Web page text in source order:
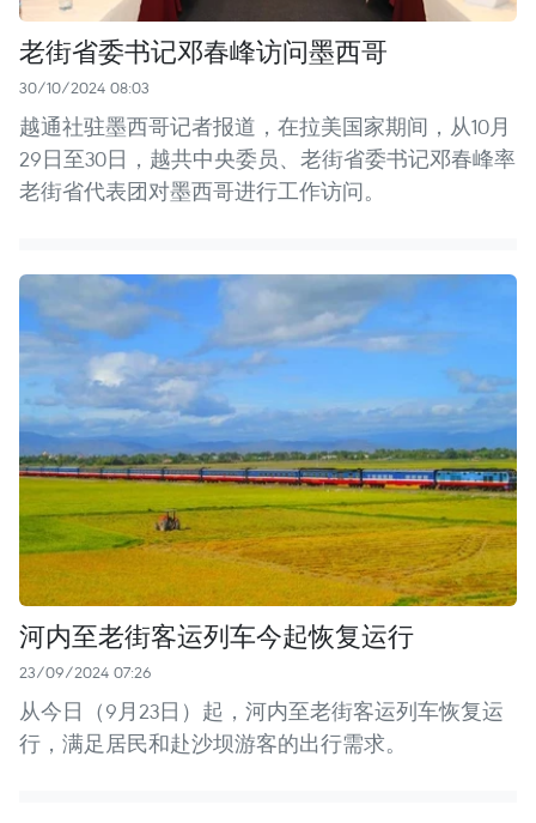
老街省委书记邓春峰访问墨西哥
30/10/2024 08:03
越通社驻墨西哥记者报道，在拉美国家期间，从10月
29日至30日，越共中央委员、老街省委书记邓春峰率
老街省代表团对墨西哥进行工作访问。
河内至老街客运列车今起恢复运行
23/09/2024 07:26
从今日（9月23日）起，河内至老街客运列车恢复运
行，满足居民和赴沙坝游客的出行需求。